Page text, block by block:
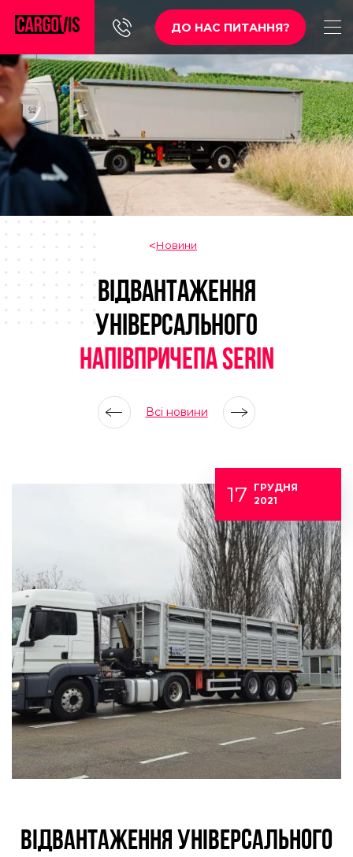
ДО НАС ПИТАННЯ?
Новини
ВІДВАНТАЖЕННЯ
УНІВЕРСАЛЬНОГО
НАПІВПРИЧЕПА SERIN
Всі новини
17
ГРУДНЯ
2021
ВІДВАНТАЖЕННЯ УНІВЕРСАЛЬНОГО